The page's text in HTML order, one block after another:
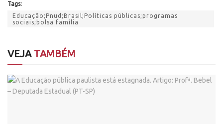
Tags:
Educação;Pnud;Brasil;Políticas públicas;programas
sociais;bolsa família
VEJATAMBÉM